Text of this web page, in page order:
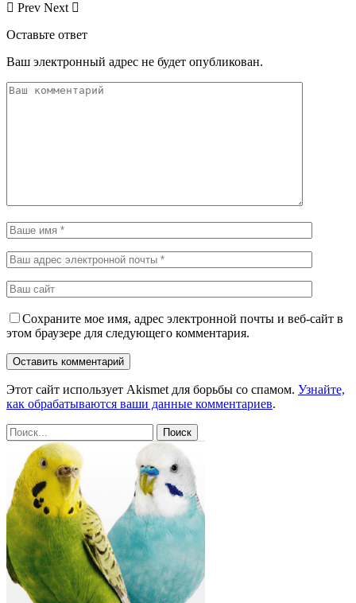
Prev Next
Оставьте ответ
Ваш электронный адрес не будет опубликован.
Сохраните мое имя, адрес электронной почты и веб-сайт в
этом браузере для следующего комментария.
Этот сайт использует Akismet для борьбы со спамом. Узнайте,
как обрабатываются ваши данные комментариев.